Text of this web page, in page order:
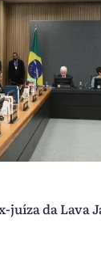
juíza da Lava